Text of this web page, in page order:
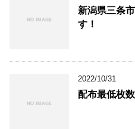
新潟県三条
す！
2022/10/31
配布最低枚